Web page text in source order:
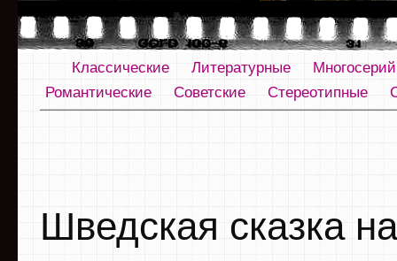
Классические Литературные
Романтические
Советские Стереотипные
Шведская сказка